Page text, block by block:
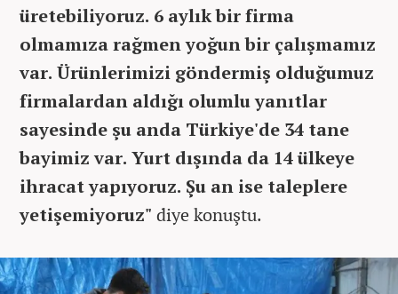
üretebiliyoruz. 6 aylık bir firma
olmamıza rağmen yoğun bir çalışmamız
var. Ürünlerimizi göndermiş olduğumuz
firmalardan aldığı olumlu yanıtlar
sayesinde şu anda Türkiye'de 34 tane
bayimiz var. Yurt dışında da 14 ülkeye
ihracat yapıyoruz. Şu an ise taleplere
yetişemiyoruz" diye konuştu.